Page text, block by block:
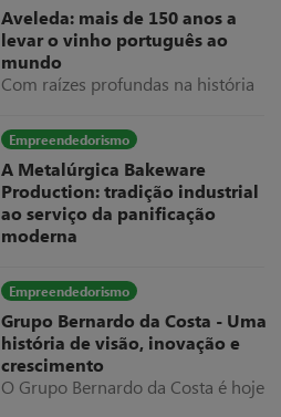
Aveleda: mais de 150 anos a
levar o vinho português ao
mundo
Com raízes profundas na história
hoje um dos grupos mais
emblemáticos do sector,
combinando tradição familiar,
inovação e uma forte vocação
internacional.
Empreendedorismo
A Metalúrgica Bakeware
Production: tradição industrial
ao serviço da panificação
moderna
Production é hoje uma referência
internacional na produção de
equipamentos e formas metálicas
para panificação e pastelaria
Empreendedorismo
Grupo Bernardo da Costa - Uma
história de visão, inovação e
crescimento
O Grupo Bernardo da Costa é hoje